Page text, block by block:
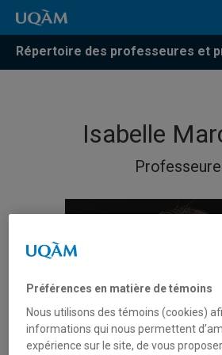
Répertoire des professeures et
Isabelle
Professeure
Préférences en matière de témoins
Nous utilisons des témoins (cookies)
informations qui nous permettent
expérience sur le site, de vous